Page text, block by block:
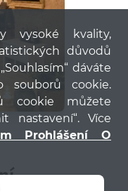
vysoké kvality,
důvodů
dáváte
souborů cookie.
cookie můžete
nastavení“. Více
Prohlášení O